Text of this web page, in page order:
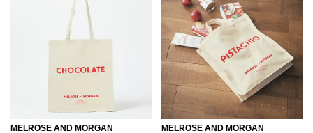
MELROSE AND MORGAN MELROSE AND MORGAN